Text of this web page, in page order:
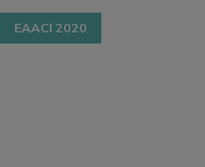
EAACI 2020